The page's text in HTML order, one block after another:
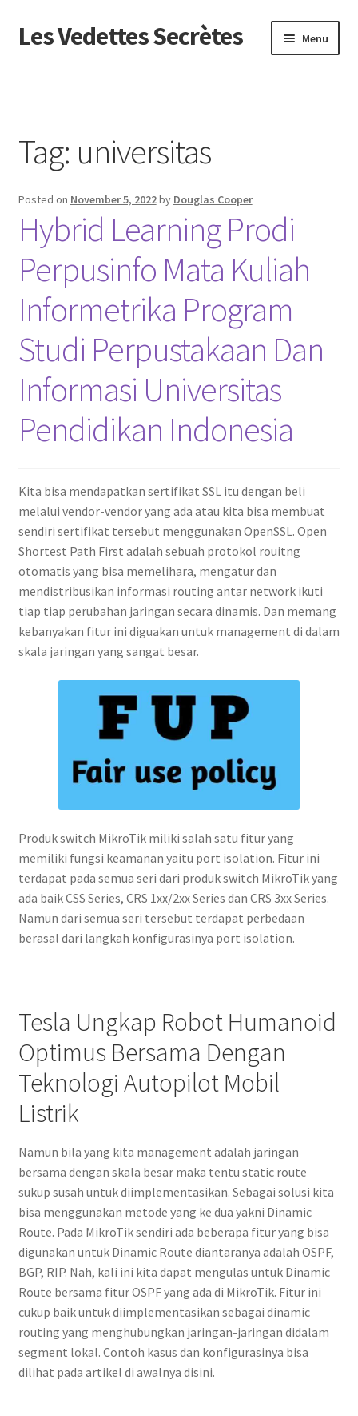
Skip
to
Skip
to
Les Vedettes Secrètes Menu
Contact us
Privacy Policy
Tag: universitas
Posted on November 5, 2022by Douglas Cooper
Hybrid Learning Prodi
Perpusinfo Mata Kuliah
Informetrika Program
Studi Perpustakaan Dan
Informasi Universitas
Pendidikan Indonesia
Kita bisa mendapatkan sertifikat SSL itu dengan beli
melalui vendor-vendor yang ada atau kita bisa membuat
sendiri sertifikat tersebut menggunakan OpenSSL. Open
Shortest Path First adalah sebuah protokol rouitng
otomatis yang bisa memelihara, mengatur dan
mendistribusikan informasi routing antar network ikuti
tiap tiap perubahan jaringan secara dinamis. Dan memang
kebanyakan fitur ini diguakan untuk management di dalam
skala jaringan yang sangat besar.
Produk switch MikroTik miliki salah satu fitur yang
memiliki fungsi keamanan yaitu port isolation. Fitur ini
terdapat pada semua seri dari produk switch MikroTik yang
ada baik CSS Series, CRS 1xx/2xx Series dan CRS 3xx Series.
Namun dari semua seri tersebut terdapat perbedaan
berasal dari langkah konfigurasinya port isolation.
Tesla Ungkap Robot Humanoid
Optimus Bersama Dengan
Teknologi Autopilot Mobil
Listrik
Namun bila yang kita management adalah jaringan
bersama dengan skala besar maka tentu static route
sukup susah untuk diimplementasikan. Sebagai solusi kita
bisa menggunakan metode yang ke dua yakni Dinamic
Route. Pada MikroTik sendiri ada beberapa fitur yang bisa
digunakan untuk Dinamic Route diantaranya adalah OSPF,
BGP, RIP. Nah, kali ini kita dapat mengulas untuk Dinamic
Route bersama fitur OSPF yang ada di MikroTik. Fitur ini
cukup baik untuk diimplementasikan sebagai dinamic
routing yang menghubungkan jaringan-jaringan didalam
segment lokal. Contoh kasus dan konfigurasinya bisa
dilihat pada artikel di awalnya disini.